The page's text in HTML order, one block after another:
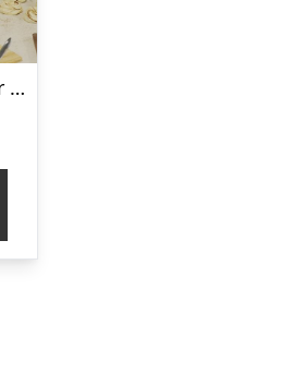
Lær at lave snurrer på familie-bagekursus hos Karoline Trier